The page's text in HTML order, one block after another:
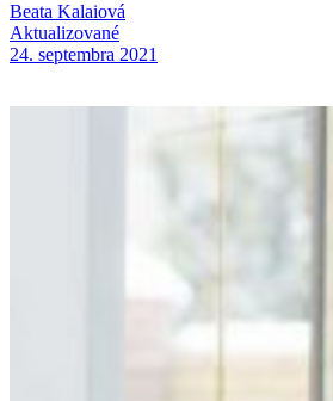
Beata Kalaiová
Aktualizované
24. septembra 2021